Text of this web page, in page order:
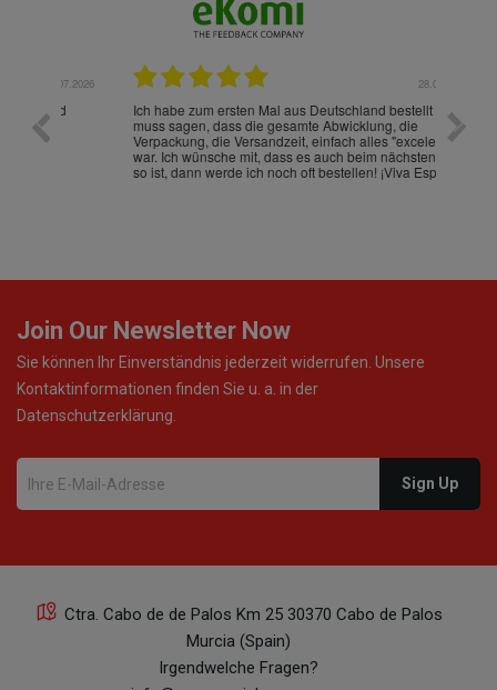
Ich habe zum ersten Mal aus Deutschland bestellt und
muss sagen, dass die gesamte Abwicklung, die
Verpackung, die Versandzeit, einfach alles "excelente"
war. Ich wünsche mit, dass es auch beim nächsten Mal
so ist, dann werde ich noch oft bestellen! ¡Viva España!
Die
gut
ist
Join Our Newsletter Now
Sie können Ihr Einverständnis jederzeit widerrufen. Unsere
Kontaktinformationen finden Sie u. a. in der
Datenschutzerklärung.
Ctra. Cabo de de Palos Km 25 30370 Cabo de Palos
Murcia (Spain)
Irgendwelche Fragen?